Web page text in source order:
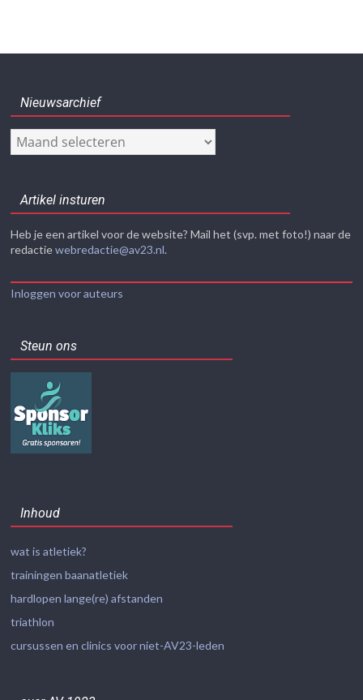
Nieuwsarchief
Nieuwsarchief
Artikel insturen
Heb je een artikel voor de website? Mail het (svp. met foto!) naar de
redactiewebredactie@av23.nl.
Inloggen voor auteurs
Steun ons
Inhoud
wat is atletiek?
trainingen baanatletiek
hardlopen lange(re) afstanden
triathlon
cursussen en clinics voor niet-AV23-leden